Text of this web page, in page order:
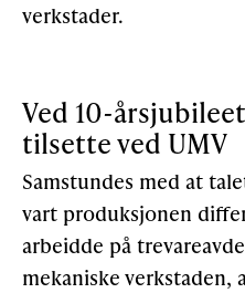
verkstader.
Ved 10-
tilsette ved UMV
Samstundes med at
vart produksjonen
arbeidde på
mekaniske verkstaden,